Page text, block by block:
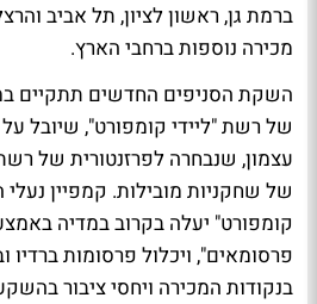
מכירה נוספות ברחבי הארץ.
השקת הסניפים החדשים תתקיים
של רשת "ליידי קומפורט", שיובל
עצמון, שנבחרה לפרזנטורית של
של שחקניות מובילות. קמפיין
קומפורט" יעלה בקרוב במדיה
פרסומאים", ויכלול פרסומות ברדיו